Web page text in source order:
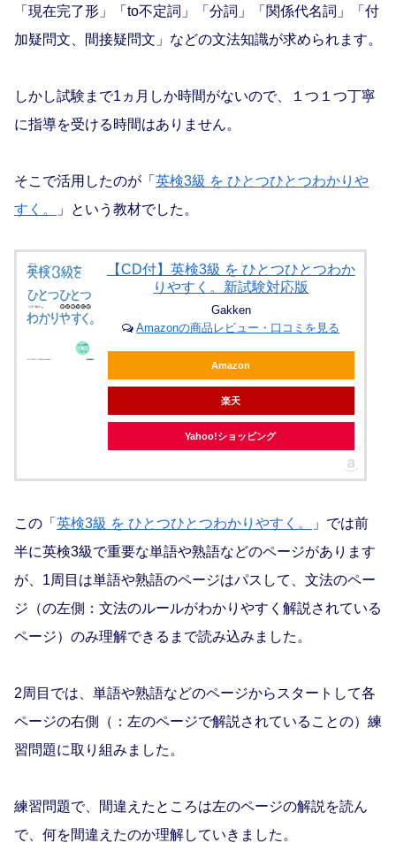
「現在完了形」「to不定詞」「分詞」「関係代名詞」「付
加疑問文、間接疑問文」などの文法知識が求められます。
しかし試験まで1ヵ月しか時間がないので、１つ１つ丁寧
に指導を受ける時間はありません。
そこで活用したのが「 英検3級 を ひとつひとつわかりや
すく。
」という教材でした。
【CD付】英検3級 を ひとつひとつわか
りやすく。新試験対応版
Gakken
Amazonの商品レビュー・口コミを見る
Amazon
楽天
Yahoo!ショッピング
この「 英検3級 を ひとつひとつわかりやすく。
」では前
半に英検3級で重要な単語や熟語などのページがあります
が、1周目は単語や熟語のページはパスして、文法のペー
ジ（の左側：文法のルールがわかりやすく解説されている
ページ）のみ理解できるまで読み込みました。
2周目では、単語や熟語などのページからスタートして各
ページの右側（：左のページで解説されていることの）練
習問題に取り組みました。
練習問題で、間違えたところは左のページの解説を読ん
で、何を間違えたのか理解していきました。